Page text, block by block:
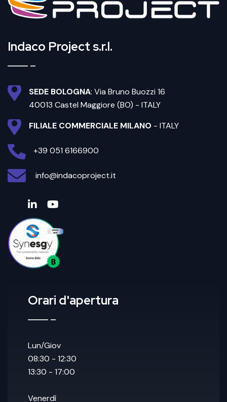
Orari d'apertura
Lun/Giov
08:30 - 12:30
13:30 - 17:00
Venerdì
Indaco Project s.r.l.
SEDE BOLOGNA: Via Bruno Buozzi 16
40013 Castel Maggiore (BO) - ITALY
FILIALE COMMERCIALE MILANO - ITALY
+39 051 6166900
info@indacoproject.it